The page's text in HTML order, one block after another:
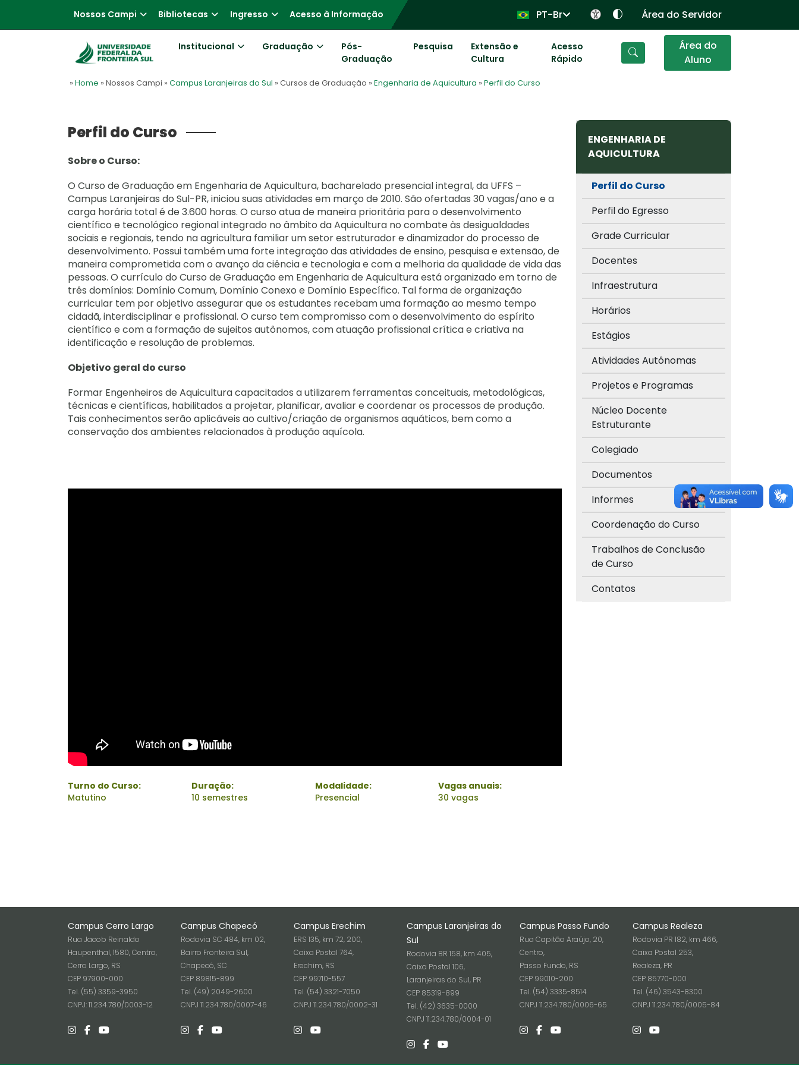
Nossos Campi Bibliotecas Ingresso Acesso à Informação PT-Br Área do Servidor
Institucional Graduação
Pós-
Graduação
Pesquisa
Extensão e
Cultura
Acesso
Rápido
Área do
Aluno
» Home » Nossos Campi » Campus Laranjeiras do Sul » Cursos de Graduação » Engenharia de Aquicultura » Perfil do Curso
Perfil do Curso
Sobre o Curso:
O Curso de Graduação em Engenharia de Aquicultura, bacharelado presencial integral, da UFFS –
Campus Laranjeiras do Sul-PR, iniciou suas atividades em março de 2010. São ofertadas 30 vagas/ano e a
carga horária total é de 3.600 horas. O curso atua de maneira prioritária para o desenvolvimento
científico e tecnológico regional integrado no âmbito da Aquicultura no combate às desigualdades
sociais e regionais, tendo na agricultura familiar um setor estruturador e dinamizador do processo de
desenvolvimento. Possui também uma forte integração das atividades de ensino, pesquisa e extensão, de
maneira comprometida com o avanço da ciência e tecnologia e com a melhoria da qualidade de vida das
pessoas. O currículo do Curso de Graduação em Engenharia de Aquicultura está organizado em torno de
três domínios: Domínio Comum, Domínio Conexo e Domínio Específico. Tal forma de organização
curricular tem por objetivo assegurar que os estudantes recebam uma formação ao mesmo tempo
cidadã, interdisciplinar e profissional. O curso tem compromisso com o desenvolvimento do espírito
científico e com a formação de sujeitos autônomos, com atuação profissional crítica e criativa na
identificação e resolução de problemas.
Objetivo geral do curso
Formar Engenheiros de Aquicultura capacitados a utilizarem ferramentas conceituais, metodológicas,
técnicas e científicas, habilitados a projetar, planificar, avaliar e coordenar os processos de produção.
Tais conhecimentos serão aplicáveis ao cultivo/criação de organismos aquáticos, bem como a
conservação dos ambientes relacionados à produção aquícola.
Turno do Curso:
Matutino
Duração:
10 semestres
Modalidade:
Presencial
Vagas anuais:
30 vagas
ENGENHARIA DE
AQUICULTURA
Perfil do Curso
Perfil do Egresso
Grade Curricular
Docentes
Infraestrutura
Horários
Estágios
Atividades Autônomas
Projetos e Programas
Núcleo Docente
Estruturante
Colegiado
Documentos
Informes
Coordenação do Curso
Trabalhos de Conclusão
de Curso
Contatos
Campus Cerro Largo
Rua Jacob Reinaldo
Haupenthal, 1580, Centro,
Cerro Largo, RS
CEP 97900-000
Tel. (55) 3359-3950
CNPJ: 11.234.780/0003-12
Campus Chapecó
Rodovia SC 484, km 02,
Bairro Fronteira Sul,
Chapecó, SC
CEP 89815-899
Tel. (49) 2049-2600
CNPJ 11.234.780/0007-46
Campus Erechim
ERS 135, km 72, 200,
Caixa Postal 764,
Erechim, RS
CEP 99710-557
Tel. (54) 3321-7050
CNPJ 11.234.780/0002-31
Campus Laranjeiras do
Sul
Rodovia BR 158, km 405,
Caixa Postal 106,
Laranjeiras do Sul, PR
CEP 85319-899
Tel. (42) 3635-0000
CNPJ 11.234.780/0004-01
Campus Passo Fundo
Rua Capitão Araújo, 20,
Centro,
Passo Fundo, RS
CEP 99010-200
Tel. (54) 3335-8514
CNPJ 11.234.780/0006-65
Campus Realeza
Rodovia PR 182, km 466,
Caixa Postal 253,
Realeza, PR
CEP 85770-000
Tel. (46) 3543-8300
CNPJ 11.234.780/0005-84